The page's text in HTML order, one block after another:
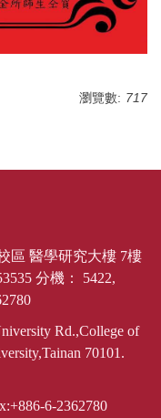
瀏覽數: 717
區 醫學研究大樓 7樓
分機： 5422,
Rd.,College of
70101.
6-2362780